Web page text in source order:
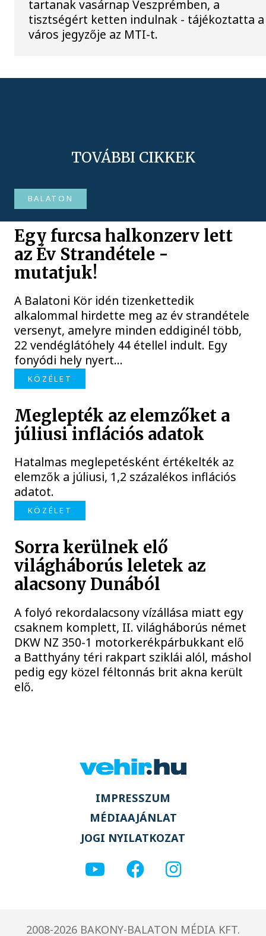
tartanak vasárnap Veszprémben, a
tisztségért ketten indulnak - tájékoztatta a
város jegyzője az MTI-t.
TOVÁBBI CIKKEK
BALATON
Egy furcsa halkonzerv lett
az Év Strandétele -
mutatjuk!
A Balatoni Kör idén tizenkettedik
alkalommal hirdette meg az év strandétele
versenyt, amelyre minden eddiginél több,
22 vendéglátóhely 44 étellel indult. Egy
fonyódi hely nyert...
KÖZÉLET
Meglepték az elemzőket a
júliusi inflációs adatok
Hatalmas meglepetésként értékelték az
elemzők a júliusi, 1,2 százalékos inflációs
adatot.
KÖZÉLET
Sorra kerülnek elő
világháborús leletek az
alacsony Dunából
A folyó rekordalacsony vízállása miatt egy
csaknem komplett, II. világháborús német
DKW NZ 350-1 motorkerékpárbukkant elő
a Batthyány téri rakpart sziklái alól, máshol
pedig egy közel féltonnás brit akna került
elő.
IMPRESSZUM
MÉDIAAJÁNLAT
JOGI NYILATKOZAT
2008-2026 BAKONY-BALATON MÉDIA KFT.